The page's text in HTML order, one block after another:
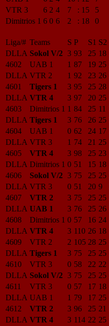
VTR 3
6 2 4 7 : 15
5
Dimitrios 1 6 0 6 2 : 18 0
Liga/# Teams S P S1 S2
DLLA Sokol V/2 3 93 25 18
4602
UAB 1 1 87 19 25
DLLA VTR 2 1 92 23 26
4601
Tigers 1 3 95 25 28
DLLA VTR 4 3 97 20 25
4603
Dimitrios 1 1 84 25 11
DLLA Tigers 1 3 76 26 25
4604
UAB 1 0 62 24 17
DLLA VTR 3 1 74 21 25
4605
VTR 4 3 98 25 23
DLLA Dimitrios 1 0 51 15 18
4606
Sokol V/2 3 75 25 25
DLLA VTR 3 0 51 20 9
4607
VTR 2 3 75 25 25
DLLA UAB 1 3 76 25 26
4608
Dimitrios 1 0 57 16 24
DLLA VTR 4 3 110 26 18
4609
VTR 2 2 105 28 25
DLLA Tigers 1 3 75 25 25
4610
VTR 3 0 58 22 22
DLLA Sokol V/2 3 75 25 25
4611
VTR 3 0 57 17 18
DLLA UAB 1 1 79 17 25
4612
VTR 2 3 96 25 21
DLLA VTR 4 3 114 22 25